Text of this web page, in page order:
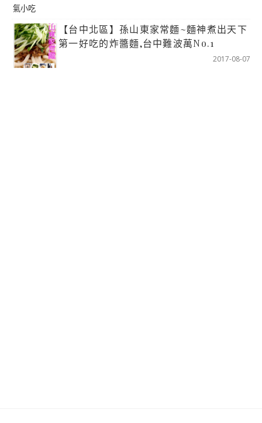
【台中北區】孫山東家常麵~麵神煮出天下
第一好吃的炸醬麵,台中難波萬No.1
2017-08-07